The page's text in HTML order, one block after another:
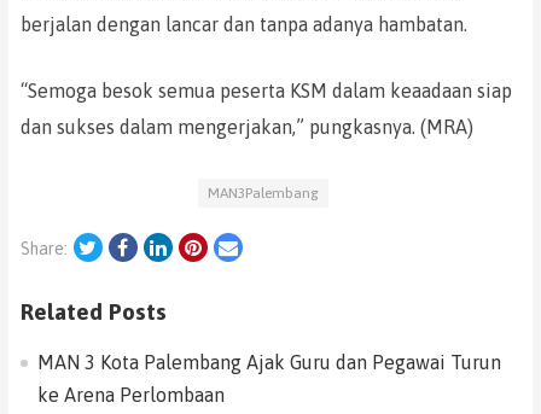
berjalan dengan lancar dan tanpa adanya hambatan.
“Semoga besok semua peserta KSM dalam keaadaan siap
dan sukses dalam mengerjakan,” pungkasnya. (MRA)
MAN3Palembang
Share: TwitterFacebook
LinkedIn
Pinterest
Email
Related Posts
MAN 3 Kota Palembang Ajak Guru dan Pegawai Turun
ke Arena Perlombaan